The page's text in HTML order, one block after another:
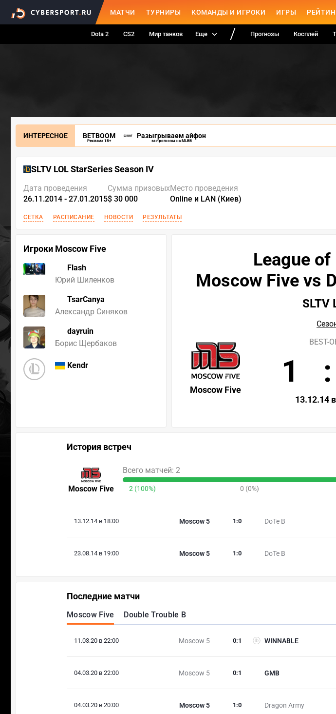
МАТЧИ ТУРНИРЫ КОМАНДЫ И ИГРОКИ ИГРЫ
Dota 2 CS2 Мир танков Еще Прогнозы Косплей
ИНТЕРЕСНОЕ BETBOOM
Реклама 18+
Разыгрываем айфон
за прогнозы на MLBB
SLTV LOL StarSeries Season IV
Дата проведения
26.11.2014 - 27.01.2015
Сумма призовых
$ 30 000
Место проведения
Online и LAN (Киев)
СЕТКА РАСПИСАНИЕ НОВОСТИ РЕЗУЛЬТАТЫ
Игроки Moscow Five
Flash
Юрий Шиленков
TsarCanya
Александр Синяков
dayruin
Борис Щербаков
Kendr
League of
Moscow Five vs
SLTV
Moscow Five
BEST-
1 :
13.12.14
История встреч
Moscow Five
Всего матчей: 2
2 (100%) 0 (0%)
13.12.14 в 18:00 Moscow 5 DoTe B
1 :0
23.08.14 в 19:00 Moscow 5 DoTe B
1 :0
Последние матчи
Moscow Five Double Trouble B
11.03.20 в 22:00 Moscow 5 WINNABLE
0:1
04.03.20 в 22:00 Moscow 5 GMB
0:1
04.03.20 в 20:00 Moscow 5 Dragon Army
1 :0